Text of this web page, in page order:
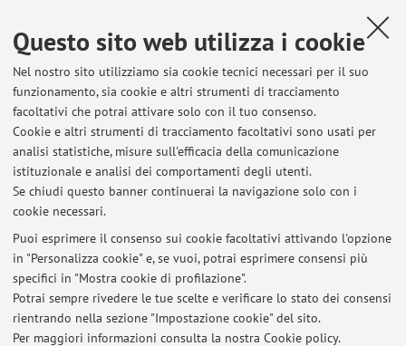
Questo sito web utilizza i cookie
Nel nostro sito utilizziamo sia cookie tecnici necessari per il suo
funzionamento, sia cookie e altri strumenti di tracciamento
facoltativi che potrai attivare solo con il tuo consenso.
Cookie e altri strumenti di tracciamento facoltativi sono usati per
analisi statistiche, misure sull'efficacia della comunicazione
istituzionale e analisi dei comportamenti degli utenti.
Se chiudi questo banner continuerai la navigazione solo con i
cookie necessari.
Puoi esprimere il consenso sui cookie facoltativi attivando l'opzione
in "Personalizza cookie" e, se vuoi, potrai esprimere consensi più
specifici in "Mostra cookie di profilazione".
Potrai sempre rivedere le tue scelte e verificare lo stato dei consensi
rientrando nella sezione "Impostazione cookie" del sito.
Per maggiori informazioni consulta la nostra Cookie policy.
Pubblicato il: 05 marzo 2020
Ultimi avvisi
Modifica orario di ricevimento giovedì 29 settembre
Pubblicato il: 28 settembre 2022
Colloqui Erasmus
Pubblicato il: 13 gennaio 2021
Start day of Global Justice lessons
Pubblicato il: 23 marzo 2020